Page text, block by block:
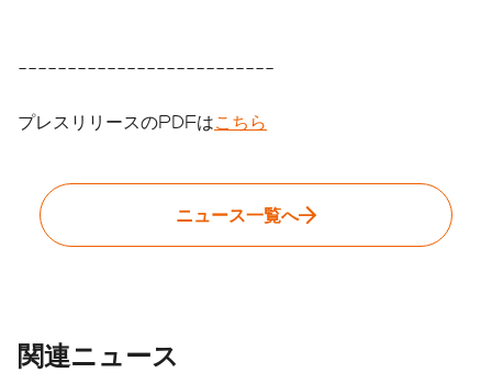
--------------------------
プレスリリースのPDFはこちら
ニュース一覧へ
関連ニュース